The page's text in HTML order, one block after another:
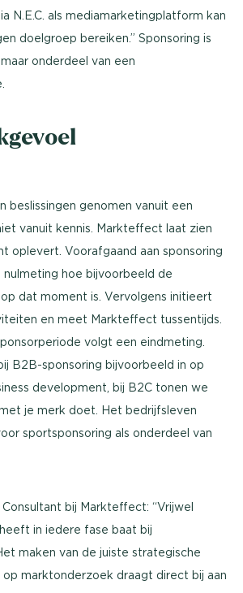
N.E.C. als mediamarketingplatform kan
doelgroep bereiken.” Sponsoring is
onderdeel van een
beslissingen genomen vanuit een
vanuit kennis. Markteffect laat zien
oplevert. Voorafgaand aan sponsoring
hoe bijvoorbeeld de
dat moment is. Vervolgens initieert
en meet Markteffect tussentijds.
volgt een eindmeting.
B2B-sponsoring bijvoorbeeld in op
development, bij B2C tonen we
je merk doet. Het bedrijfsleven
sportsponsoring als onderdeel van
bij Markteffect: “Vrijwel
in iedere fase baat bij
maken van de juiste strategische
marktonderzoek draagt direct bij aan